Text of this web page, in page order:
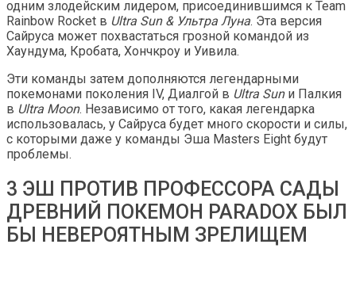
одним злодейским лидером, присоединившимся к Team
Rainbow Rocket в Ultra Sun & Ультра Луна. Эта версия
Сайруса может похвастаться грозной командой из
Хаундума, Кробата, Хончкроу и Уивила.
Эти команды затем дополняются легендарными
покемонами поколения IV, Диалгой в Ultra Sunи Палкия
в Ultra Moon. Независимо от того, какая легендарка
использовалась, у Сайруса будет много скорости и силы,
с которыми даже у команды Эша Masters Eight будут
проблемы.
3 ЭШ ПРОТИВ ПРОФЕССОРА САДЫ
ДРЕВНИЙ ПОКЕМОН PARADOX БЫЛ
БЫ НЕВЕРОЯТНЫМ ЗРЕЛИЩЕМ